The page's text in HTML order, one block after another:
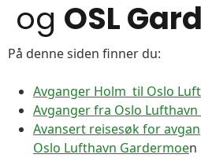
og OSL
På denne siden finner du:
Avganger Holm til Oslo
Avganger fra Oslo
Avansert reisesøk for
Oslo Lufthavn Gardermoen